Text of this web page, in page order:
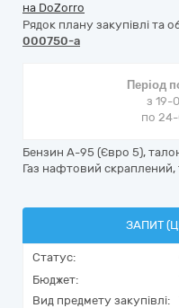
на DoZorro
Рядок плану закупівлі та
000750-a
Період
з 19-
по
Бензин А-95 (Євро 5),
Газ нафтовий скраплений,
ЗАПИТ
Статус:
Бюджет:
Вид предмету закупівлі: